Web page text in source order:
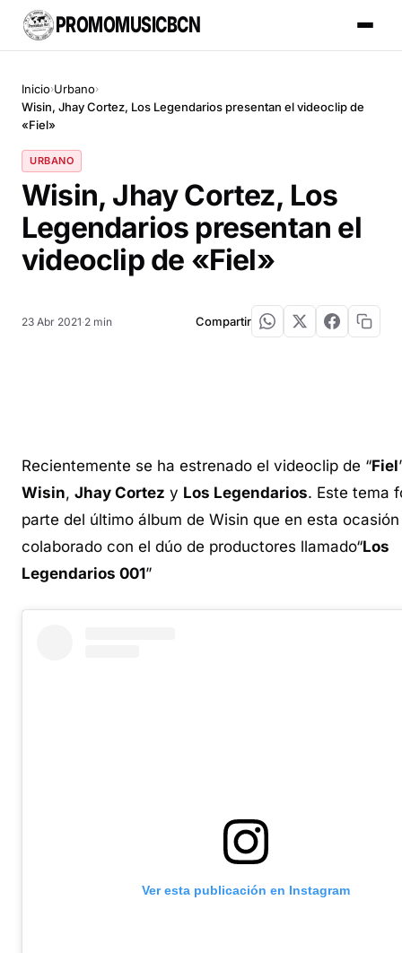
PROMOMUSICBCN
Inicio›Urbano›
Wisin, Jhay Cortez, Los Legendarios presentan el videoclip de
«Fiel»
URBANO
Wisin, Jhay Cortez, Los
Legendarios presentan el
videoclip de «Fiel»
23 Abr 2021·2 min Compartir
Recientemente se ha estrenado el videoclip de “Fiel
Wisin, Jhay Cortez y Los Legendarios. Este tema
parte del último álbum de Wisin que en esta
colaborado con el dúo de productores llamado“Los
Legendarios 001”
Ver esta publicación en Instagram